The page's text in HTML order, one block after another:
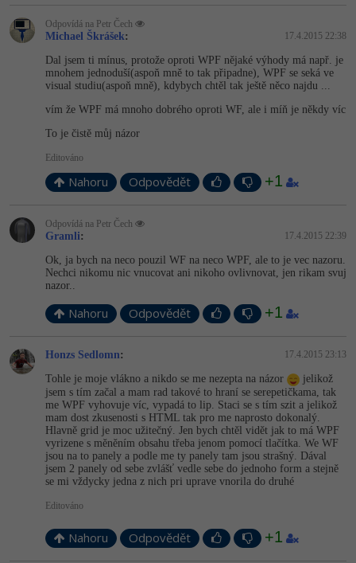
Odpovídá na Petr Čech
Michael Škrášek: 17.4.2015 22:38
Dal jsem ti mínus, protože oproti WPF nějaké výhody má např. je
mnohem jednoduší(aspoň mně to tak připadne), WPF se seká ve
visual studiu(aspoň mně), kdybych chtěl tak ještě něco najdu ...
vím že WPF má mnoho dobrého oproti WF, ale i míň je někdy víc
To je čistě můj názor
Editováno
Nahoru Odpovědět +1
Odpovídá na Petr Čech
Gramli: 17.4.2015 22:39
Ok, ja bych na neco pouzil WF na neco WPF, ale to je vec nazoru.
Nechci nikomu nic vnucovat ani nikoho ovlivnovat, jen rikam svuj
nazor..
Nahoru Odpovědět +1
Honzs Sedlomn: 17.4.2015 23:13
Tohle je moje vlákno a nikdo se me nezepta na názor
jelikož
jsem s tím začal a mam rad takové to hraní se serepetičkama, tak
me WPF vyhovuje víc, vypadá to lip. Staci se s tím szit a jelikož
mam dost zkusenosti s HTML tak pro me naprosto dokonalý.
Hlavně grid je moc užitečný. Jen bych chtěl vidět jak to má WPF
vyrizene s měněním obsahu třeba jenom pomocí tlačítka. We WF
jsou na to panely a podle me ty panely tam jsou strašný. Dával
jsem 2 panely od sebe zvlášť vedle sebe do jednoho form a stejně
se mi vždycky jedna z nich pri uprave vnorila do druhé
Editováno
Nahoru Odpovědět +1